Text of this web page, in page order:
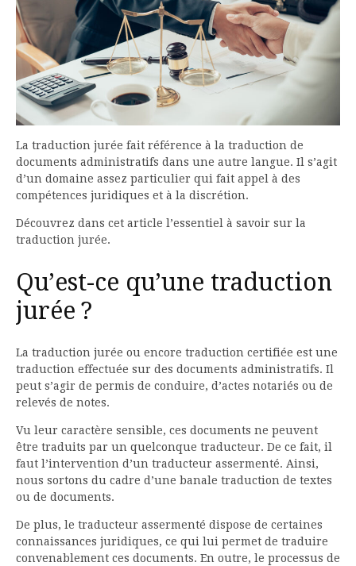
La traduction jurée fait référence à la traduction de
documents administratifs dans une autre langue. Il s’agit
d’un domaine assez particulier qui fait appel à des
compétences juridiques et à la discrétion.
Découvrez dans cet article l’essentiel à savoir sur la
traduction jurée.
Qu’est-ce qu’une traduction
jurée ?
La traduction jurée ou encore traduction certifiée est une
traduction effectuée sur des documents administratifs. Il
peut s’agir de permis de conduire, d’actes notariés ou de
relevés de notes.
Vu leur caractère sensible, ces documents ne peuvent
être traduits par un quelconque traducteur. De ce fait, il
faut l’intervention d’un traducteur assermenté. Ainsi,
nous sortons du cadre d’une banale traduction de textes
ou de documents.
De plus, le traducteur assermenté dispose de certaines
connaissances juridiques, ce qui lui permet de traduire
convenablement ces documents. En outre, le processus de